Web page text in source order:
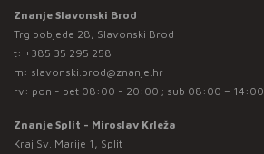
Znanje Slavonski Brod
Trg pobjede 28, Slavonski Brod
t: +385 35 295 258
m: slavonski.brod@znanje.hr
rv: pon - pet 08:00 - 20:00 ; sub 08:00 – 14:00
Znanje Split - Miroslav Krleža
Kraj Sv. Marije 1, Split